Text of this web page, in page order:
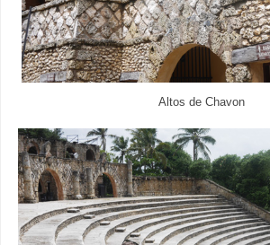
Altos de Chavon